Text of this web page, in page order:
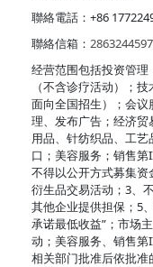
聯絡電話：+86
聯絡信箱：
经营范围包括投资管
（不含诊疗活动）；
面向全国招生）；会
理、发布广告；经济
用品、针纺织品、工
口；美容服务；销售第
不得以公开方式募集
衍生品交易活动；3、
其他企业提供担保；5
承诺最低收益”；市场
动；美容服务、销售
相关部门批准后依批